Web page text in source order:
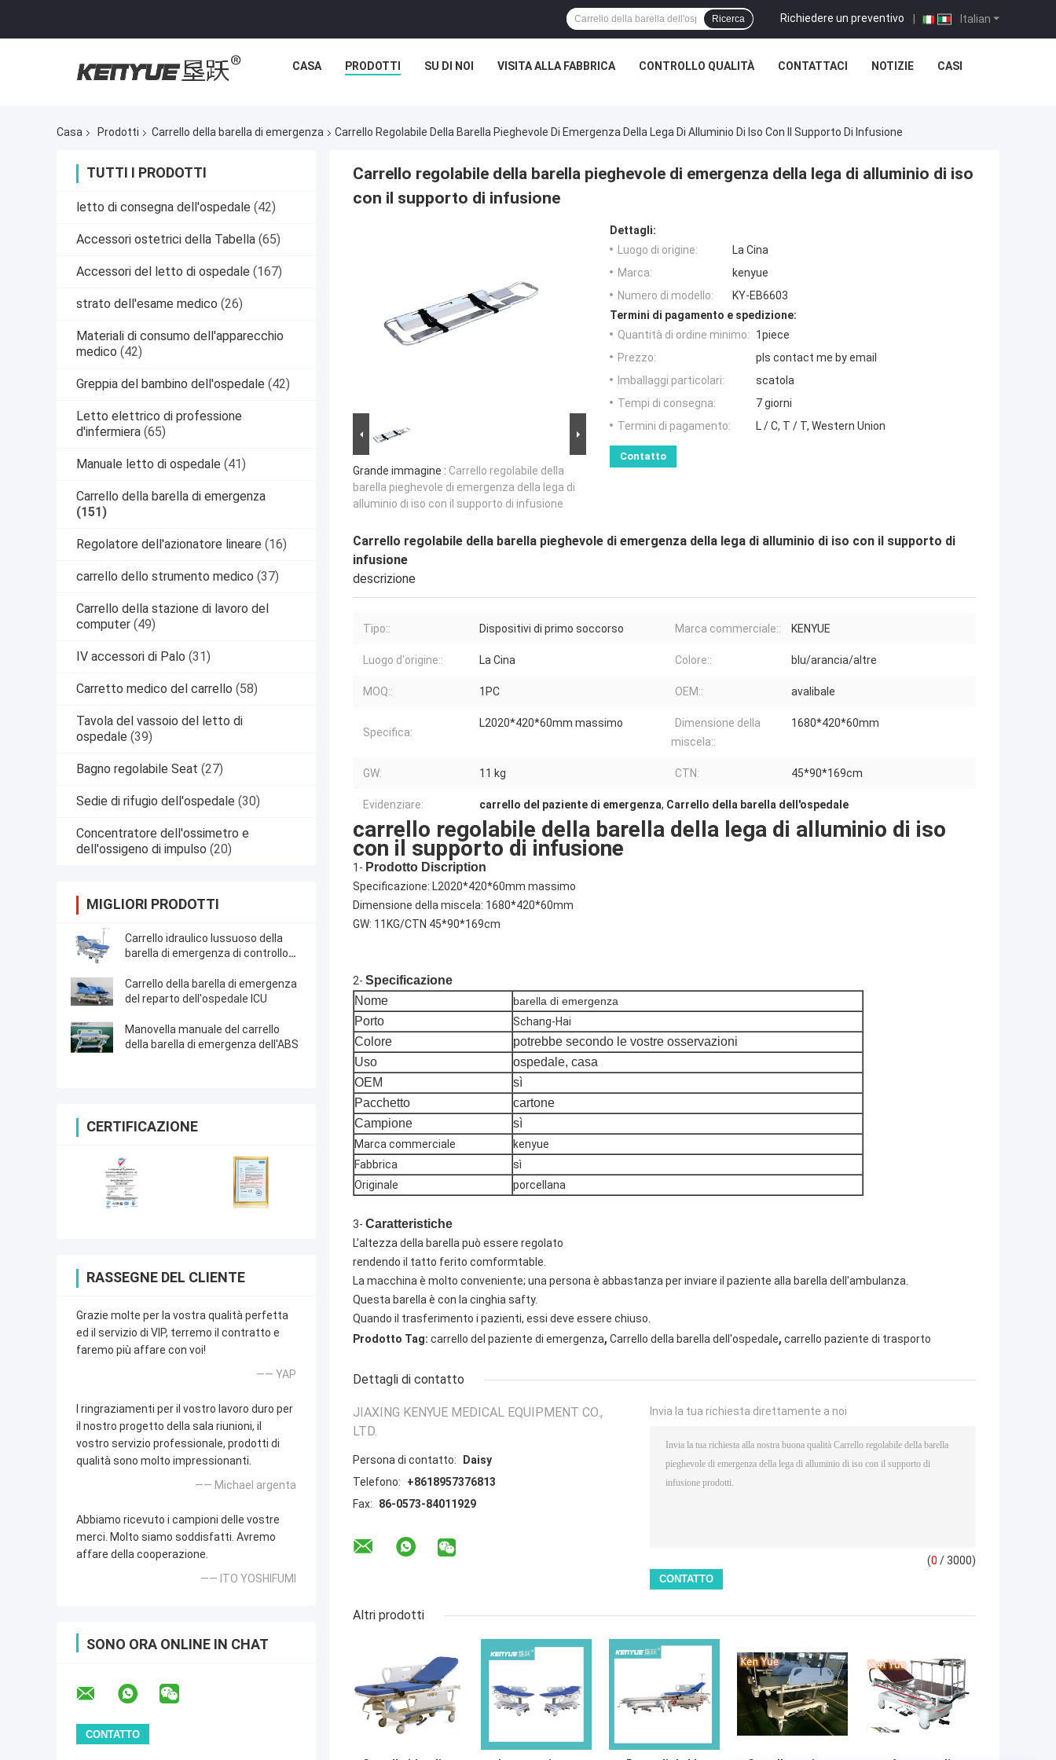
Italian
Richiedere un preventivo |
Ricerca
CASA PRODOTTI SU DI NOI VISITA ALLA FABBRICA CONTROLLO QUALITÀ CONTATTACI NOTIZIE CASI
Casa Prodotti Carrello della barella di emergenza Carrello Regolabile Della Barella Pieghevole Di Emergenza Della Lega Di Alluminio Di Iso Con Il Supporto Di Infusione
TUTTI I PRODOTTI
letto di consegna dell'ospedale (42)
Accessori ostetrici della Tabella (65)
Accessori del letto di ospedale (167)
strato dell'esame medico (26)
Materiali di consumo dell'apparecchio
medico (42)
Greppia del bambino dell'ospedale (42)
Letto elettrico di professione
d'infermiera (65)
Manuale letto di ospedale (41)
Carrello della barella di emergenza
(151)
Regolatore dell'azionatore lineare (16)
carrello dello strumento medico (37)
Carrello della stazione di lavoro del
computer (49)
IV accessori di Palo (31)
Carretto medico del carrello (58)
Tavola del vassoio del letto di
ospedale (39)
Bagno regolabile Seat (27)
Sedie di rifugio dell'ospedale (30)
Concentratore dell'ossimetro e
dell'ossigeno di impulso (20)
MIGLIORI PRODOTTI
Carrello idraulico lussuoso della
barella di emergenza di controllo
Carrello della barella di emergenza
del reparto dell'ospedale ICU
Manovella manuale del carrello
della barella di emergenza dell'ABS
CERTIFICAZIONE
RASSEGNE DEL CLIENTE
Grazie molte per la vostra qualità perfetta
ed il servizio di VIP, terremo il contratto e
faremo più affare con voi!
—— YAP
I ringraziamenti per il vostro lavoro duro per
il nostro progetto della sala riunioni, il
vostro servizio professionale, prodotti di
qualità sono molto impressionanti.
—— Michael argenta
Abbiamo ricevuto i campioni delle vostre
merci. Molto siamo soddisfatti. Avremo
affare della cooperazione.
—— ITO YOSHIFUMI
SONO ORA ONLINE IN CHAT
Carrello regolabile della barella pieghevole di emergenza della lega di alluminio di iso
con il supporto di infusione
Grande immagine : Carrello regolabile della
barella pieghevole di emergenza della lega di
alluminio di iso con il supporto di infusione
Dettagli:
Luogo di origine:
La Cina
Marca:
kenyue
Numero di modello:
KY-EB6603
Termini di pagamento e spedizione:
Quantità di ordine minimo:
1piece
Prezzo:
pls contact me by email
Imballaggi particolari:
scatola
Tempi di consegna:
7 giorni
Termini di pagamento:
L / C, T / T, Western Union
Contatto
Carrello regolabile della barella pieghevole di emergenza della lega di alluminio di iso con il supporto di
infusione
descrizione
Tipo:: Dispositivi di primo soccorso Marca commerciale:: KENYUE
Luogo d'origine:: La Cina Colore:: blu/arancia/altre
MOQ:: 1PC OEM:: avalibale
Specifica:
L2020*420*60mm massimo
Dimensione della
miscela::
1680*420*60mm
GW: 11 kg CTN: 45*90*169cm
Evidenziare: carrello del paziente di emergenza, Carrello della barella dell'ospedale
carrello regolabile della barella della lega di alluminio di iso
con il supporto di infusione
1- Prodotto Discription
Specificazione: L2020*420*60mm massimo
Dimensione della miscela: 1680*420*60mm
GW: 11KG/CTN 45*90*169cm
2- Specificazione
Nome
barella di emergenza
Porto Schang-Hai
Colore
potrebbe secondo le vostre osservazioni
Uso
ospedale, casa
OEM
sì
Pacchetto
cartone
Campione
sì
Marca commerciale
kenyue
Fabbrica
sì
Originale
porcellana
3- Caratteristiche
L'altezza della barella può essere regolato
rendendo il tatto ferito comformtable.
La macchina è molto conveniente; una persona è abbastanza per inviare il paziente alla barella dell'ambulanza.
Questa barella è con la cinghia safty.
Quando il trasferimento i pazienti, essi deve essere chiuso.
Prodotto Tag: carrello del paziente di emergenza, Carrello della barella dell'ospedale, carrello paziente di trasporto
Dettagli di contatto
JIAXING KENYUE MEDICAL EQUIPMENT CO.,
LTD.
Persona di contatto:
Daisy
Telefono:
+8618957376813
Fax:
86-0573-84011929
Invia la tua richiesta direttamente a noi
(0 / 3000)
Altri prodotti